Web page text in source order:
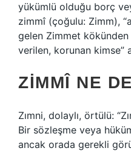
yükümlü olduğu borç
zimmî (çoğulu: Zimm),
gelen Zimmet
verilen, korunan kimse”
ZIMMÎ NE
Zımni, dolaylı, örtülü:
Bir sözleşme veya
ancak orada gerekli